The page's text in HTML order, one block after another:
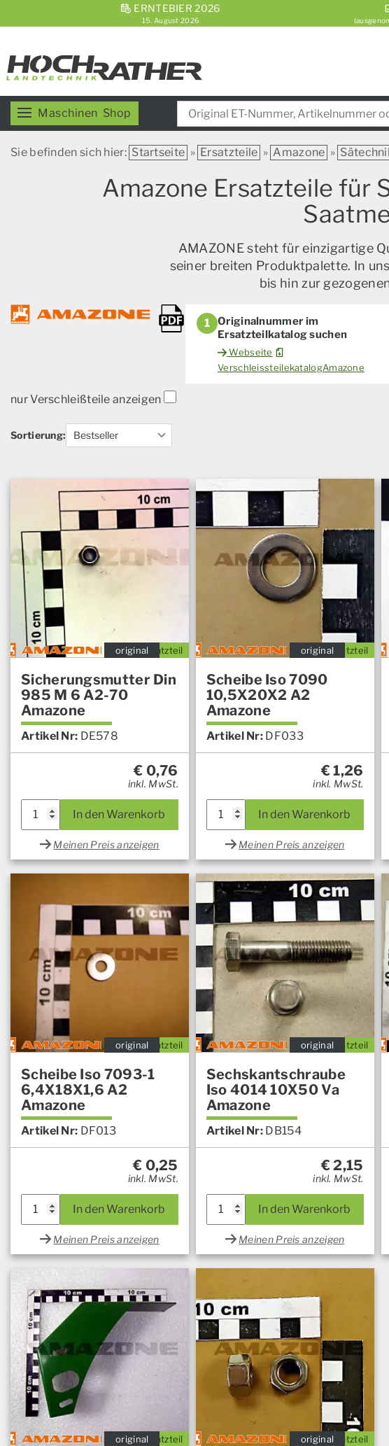
ERNTEBIER 2026
15. August 2026
Maschinen Shop
Sie befinden sich hier: Startseite » Ersatzteile » Amazone »
Amazone Ersatzteile für
AMAZONE steht für einzigartige
seiner breiten Produktpalette. In
bis hin zur
1
Originalnummer im
Ersatzteilkatalog suchen
Webseite
VerschleissteilekatalogAmazone
nur Verschleißteile anzeigen
Sortierung:
Ersatzteil
original
Sicherungsmutter Din
985 M 6 A2-70
Amazone
Artikel Nr: DE578
€ 0,76
inkl. MwSt.
In den Warenkorb
Meinen Preis anzeigen
Ersatzteil
original
Scheibe Iso 7090
10,5X20X2 A2
Amazone
Artikel Nr: DF033
€1,26
inkl. MwSt.
In den Warenkorb
Meinen Preis anzeigen
Ersatzteil
original
Scheibe Iso 7093-1
6,4X18X1,6 A2
Amazone
Artikel Nr: DF013
€ 0,25
inkl. MwSt.
In den Warenkorb
Meinen Preis anzeigen
Ersatzteil
original
Sechskantschraube
Iso 4014 10X50 Va
Amazone
Artikel Nr: DB154
€2,15
inkl. MwSt.
In den Warenkorb
Meinen Preis anzeigen
Ersatzteil
original Ersatzteil
original